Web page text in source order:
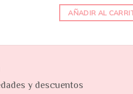
AÑADIR AL
y descuentos